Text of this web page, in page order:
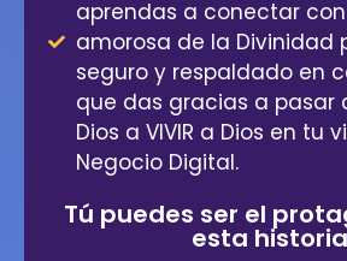
aprendas a conectar
amorosa de la Divinidad
seguro y respaldado en
que das gracias a pasar
Dios a VIVIR a Dios en tu
Negocio Digital.
Tú puedes ser el
esta historia